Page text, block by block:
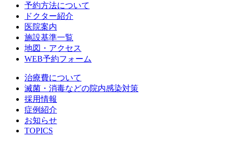
予約方法について
ドクター紹介
医院案内
施設基準一覧
地図・アクセス
WEB予約フォーム
治療費について
滅菌・消毒などの院内感染対策
採用情報
症例紹介
お知らせ
TOPICS